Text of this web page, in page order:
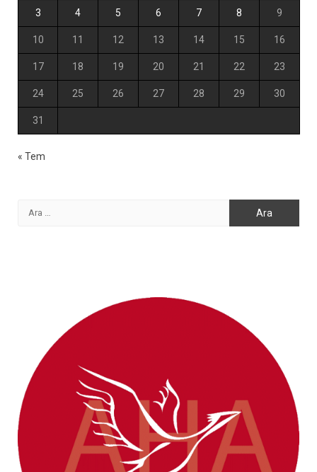
3 4 5 6 7 8 9
10 11 12 13 14 15 16
17 18 19 20 21 22 23
24 25 26 27 28 29 30
31
« Tem